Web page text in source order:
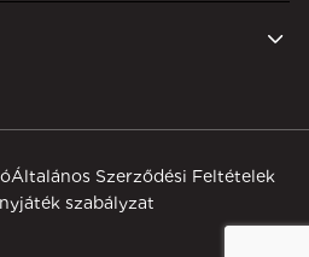
Általános Szerződési Feltételek
szabályzat